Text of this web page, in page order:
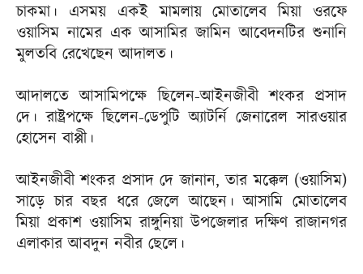
চাকমা। এসময় একই মামলায় মোতালেব মিয়া ওরফে
ওয়াসিম নামের এক আসামির জামিন আবেদনটির শুনানি
মুলতবি রেখেছেন আদালত।
আদালতে আসামিপক্ষে ছিলেন-আইনজীবী শংকর প্রসাদ
দে। রাষ্ট্রপক্ষে ছিলেন-ডেপুটি অ্যাটর্নি জেনারেল সারওয়ার
হোসেন বাপ্পী।
আইনজীবী শংকর প্রসাদ দে জানান, তার মক্কেল (ওয়াসিম)
সাড়ে চার বছর ধরে জেলে আছেন। আসামি মোতালেব
মিয়া প্রকাশ ওয়াসিম রাঙ্গুনিয়া উপজেলার দক্ষিণ রাজানগর
এলাকার আবদুন নবীর ছেলে।